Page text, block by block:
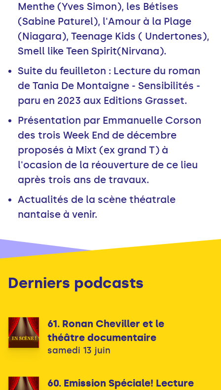
Menthe (Yves Simon), les Bétises
(Sabine Paturel), l'Amour à la Plage
(Niagara), Teenage Kids ( Undertones),
Smell like Teen Spirit(Nirvana).
Suite du feuilleton : Lecture du roman
de Tania De Montaigne - Sensibilités -
paru en 2023 aux Editions Grasset.
Présentation par Emmanuelle Corson
des trois Week End de décembre
proposés à Mixt (ex grand T) à
l'ocasion de la réouverture de ce lieu
après trois ans de travaux.
Actualités de la scène théatrale
nantaise à venir.
Derniers podcasts
61. Ronan Cheviller et le
théâtre documentaire
samedi 13 juin
60. Emission Spéciale! Lecture